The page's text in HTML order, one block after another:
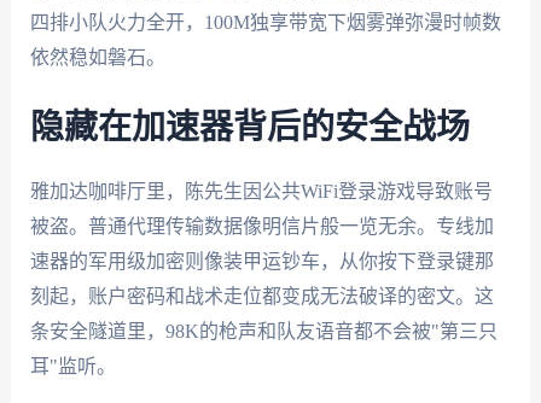
四排小队火力全开，100M独享带宽下烟雾弹弥漫时帧数
依然稳如磐石。
隐藏在加速器背后的安全战场
雅加达咖啡厅里，陈先生因公共WiFi登录游戏导致账号
被盗。普通代理传输数据像明信片般一览无余。专线加
速器的军用级加密则像装甲运钞车，从你按下登录键那
刻起，账户密码和战术走位都变成无法破译的密文。这
条安全隧道里，98K的枪声和队友语音都不会被"第三只
耳"监听。